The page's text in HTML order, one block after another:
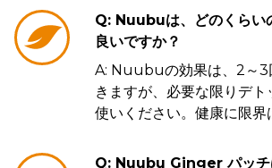
Q: Nuubuは、どのくらい
良いですか？
A: Nuubuの効果は、2～3
きますが、必要な限りデ
使いください。健康に限界
Q: Nuubu Ginger パッチ